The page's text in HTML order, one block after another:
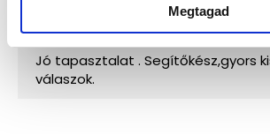
Megtagad